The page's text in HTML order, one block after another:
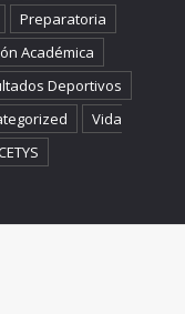
Preparatoria
Académica
Deportivos
Vida